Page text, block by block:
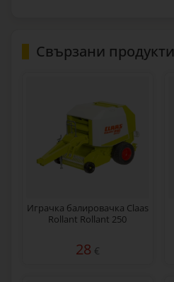
Свързани продукти
Играчка балировачка Claas
Rollant Rollant 250
28 €